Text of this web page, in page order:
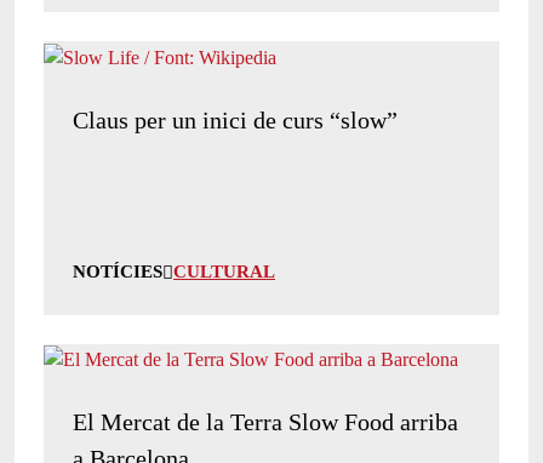
Claus per un inici de curs “slow”
NOTÍCIES CULTURAL
El Mercat de la Terra Slow Food arriba